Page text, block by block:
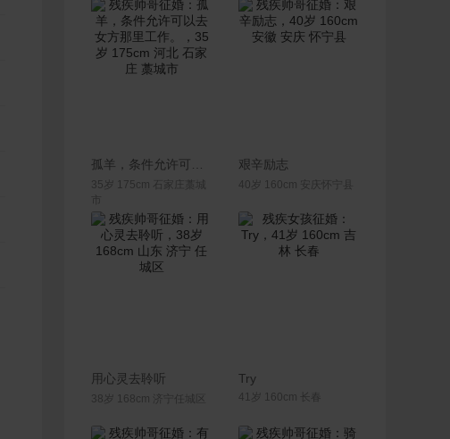
联系Ta
35岁 175cm 石家庄藁城
联系Ta
艰辛励志
40岁 160cm 安庆怀宁县
联系Ta
用心灵去聆听
38岁 168cm 济宁任城区
Try
41岁 160cm 长春